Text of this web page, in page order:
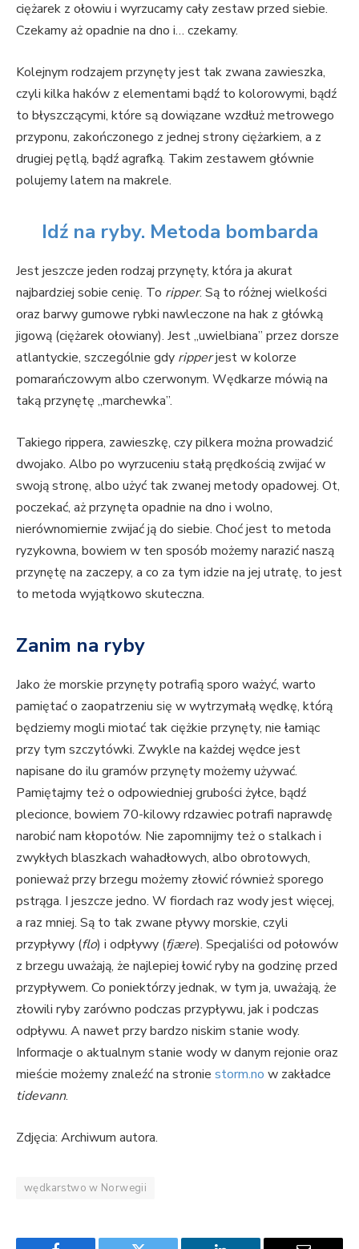
ciężarek z ołowiu i wyrzucamy cały zestaw przed siebie.
Czekamy aż opadnie na dno i… czekamy.
Kolejnym rodzajem przynęty jest tak zwana zawieszka,
czyli kilka haków z elementami bądź to kolorowymi, bądź
to błyszczącymi, które są dowiązane wzdłuż metrowego
przyponu, zakończonego z jednej strony ciężarkiem, a z
drugiej pętlą, bądź agrafką. Takim zestawem głównie
polujemy latem na makrele.
Idź na ryby. Metoda bombarda
Jest jeszcze jeden rodzaj przynęty, która ja akurat
najbardziej sobie cenię. To ripper. Są to różnej wielkości
oraz barwy gumowe rybki nawleczone na hak z główką
jigową (ciężarek ołowiany). Jest „uwielbiana” przez dorsze
atlantyckie, szczególnie gdy ripperjest w kolorze
pomarańczowym albo czerwonym. Wędkarze mówią na
taką przynętę „marchewka”.
Takiego rippera, zawieszkę, czy pilkera można prowadzić
dwojako. Albo po wyrzuceniu stałą prędkością zwijać w
swoją stronę, albo użyć tak zwanej metody opadowej. Ot,
poczekać, aż przynęta opadnie na dno i wolno,
nierównomiernie zwijać ją do siebie. Choć jest to metoda
ryzykowna, bowiem w ten sposób możemy narazić naszą
przynętę na zaczepy, a co za tym idzie na jej utratę, to jest
to metoda wyjątkowo skuteczna.
Zanim na ryby
Jako że morskie przynęty potrafią sporo ważyć, warto
pamiętać o zaopatrzeniu się w wytrzymałą wędkę, którą
będziemy mogli miotać tak ciężkie przynęty, nie łamiąc
przy tym szczytówki. Zwykle na każdej wędce jest
napisane do ilu gramów przynęty możemy używać.
Pamiętajmy też o odpowiedniej grubości żyłce, bądź
plecionce, bowiem 70-kilowy rdzawiec potrafi naprawdę
narobić nam kłopotów. Nie zapomnijmy też o stalkach i
zwykłych blaszkach wahadłowych, albo obrotowych,
ponieważ przy brzegu możemy złowić również sporego
pstrąga. I jeszcze jedno. W fiordach raz wody jest więcej,
a raz mniej. Są to tak zwane pływy morskie, czyli
przypływy (flo) i odpływy (fjære). Specjaliści od połowów
z brzegu uważają, że najlepiej łowić ryby na godzinę przed
przypływem. Co poniektórzy jednak, w tym ja, uważają, że
złowili ryby zarówno podczas przypływu, jak i podczas
odpływu. A nawet przy bardzo niskim stanie wody.
Informacje o aktualnym stanie wody w danym rejonie oraz
mieście możemy znaleźć na stronie storm.no w zakładce
tidevann.
Zdjęcia: Archiwum autora.
wędkarstwo w Norwegii